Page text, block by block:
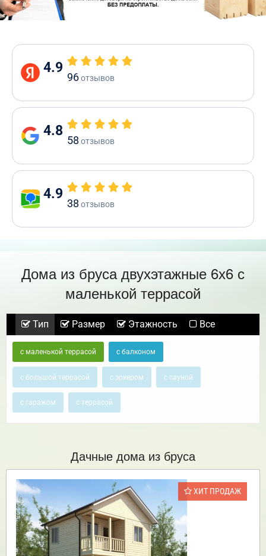
4.9
96отзывов
4.8
58 отзывов
4.9
38 отзывов
Дома из бруса двухэтажные 6х6 с
маленькой террасой
Тип Размер Этажность Все
с маленькой террасой с балконом
с большой террасой с эркером с сауной
с гаражом с террасой
Дачные дома из бруса
ХИТ ПРОДАЖ